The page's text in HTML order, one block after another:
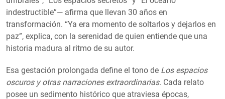
indestructible”— afirma que llevan 30 años en
transformación. “Ya era momento de soltarlos y dejarlos en
paz”, explica, con la serenidad de quien entiende que una
historia madura al ritmo de su autor.
Esa gestación prolongada define el tono de Los espacios
oscuros y otras narraciones extraordinarias. Cada relato
posee un sedimento histórico que atraviesa épocas,